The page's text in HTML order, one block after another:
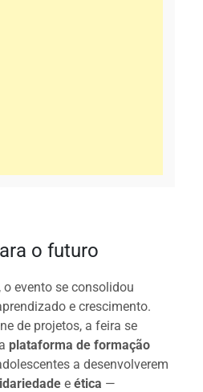
o futuro
evento se consolidou
e crescimento.
de projetos, a feira se
plataforma de formação
a desenvolverem
eética —